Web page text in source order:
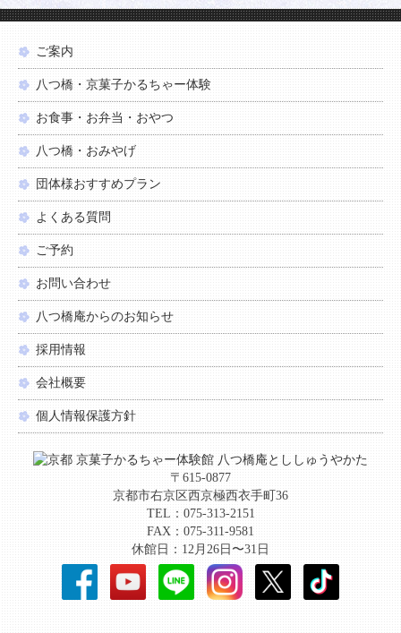
ご案内
八つ橋・京菓子かるちゃー体験
お食事・お弁当・おやつ
八つ橋・おみやげ
団体様おすすめプラン
よくある質問
ご予約
お問い合わせ
八つ橋庵からのお知らせ
採用情報
会社概要
個人情報保護方針
〒615-0877
京都市右京区西京極西衣手町36
TEL：075-313-2151
FAX：075-311-9581
休館日：12月26日〜31日